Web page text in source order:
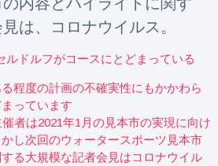
has
in
birth
lowland
UK zoo in
179 Views
は、コロナウイルス。
ルドルフがコースにとどまっている
程度の計画の不確実性にもかかわら
っています
者は2021年1月の見本市の実現に向け
し次回のウォータースポーツ見本市
る大規模な記者会見はコロナウイル